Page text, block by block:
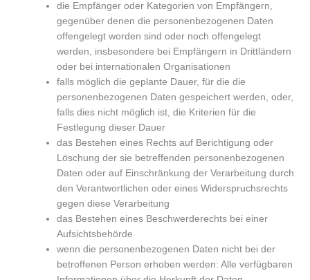
die Empfänger oder Kategorien von Empfängern,
gegenüber denen die personenbezogenen Daten
offengelegt worden sind oder noch offengelegt
werden, insbesondere bei Empfängern in Drittländern
oder bei internationalen Organisationen
falls möglich die geplante Dauer, für die die
personenbezogenen Daten gespeichert werden, oder,
falls dies nicht möglich ist, die Kriterien für die
Festlegung dieser Dauer
das Bestehen eines Rechts auf Berichtigung oder
Löschung der sie betreffenden personenbezogenen
Daten oder auf Einschränkung der Verarbeitung durch
den Verantwortlichen oder eines Widerspruchsrechts
gegen diese Verarbeitung
das Bestehen eines Beschwerderechts bei einer
Aufsichtsbehörde
wenn die personenbezogenen Daten nicht bei der
betroffenen Person erhoben werden: Alle verfügbaren